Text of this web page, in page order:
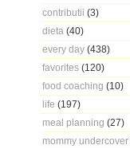
contributii (3)
dieta (40)
every day (438)
favorites (120)
food coaching (10)
life (197)
meal planning (27)
mommy undercover